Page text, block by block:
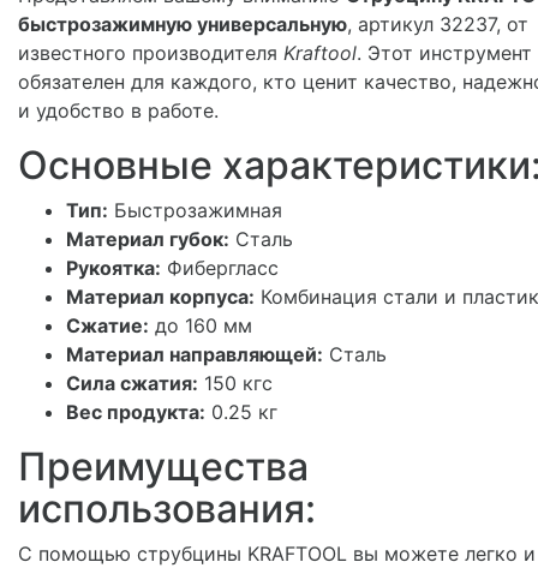
быстрозажимную универсальную, артикул 32237, от
известного производителя Kraftool. Этот инструмент
обязателен для каждого, кто ценит качество,
и удобство в работе.
Основные
Тип: Быстрозажимная
Материал губок: Сталь
Рукоятка: Фибергласс
Материал корпуса: Комбинация стали и
Сжатие: до 160 мм
Материал направляющей: Сталь
Сила сжатия: 150 кгс
Вес продукта: 0.25 кг
Преимущества
использования:
С помощью струбцины KRAFTOOL вы можете легко и